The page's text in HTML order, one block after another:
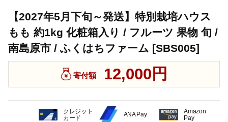
【2027年5月下旬～発送】特別栽培ハウス
もも 約1kg 化粧箱入り / フルーツ 果物 旬 /
南島原市 / ふくはちファーム [SBS005]
寄付額 12,000円
クレジット
カード
ANA Pay
Amazon
Pay